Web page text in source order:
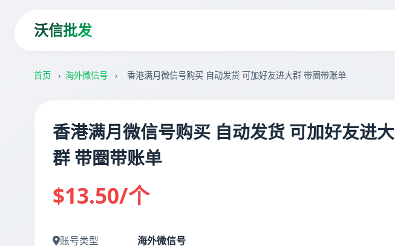
沃信批发
首页 › 海外微信号 › 香港满月微信号购买 自动发货 可加好友进大群 带圈带账单
香港满月微信号购买 自动发货 可加好友进大
群 带圈带账单
$13.50/个
账号类型 海外微信号